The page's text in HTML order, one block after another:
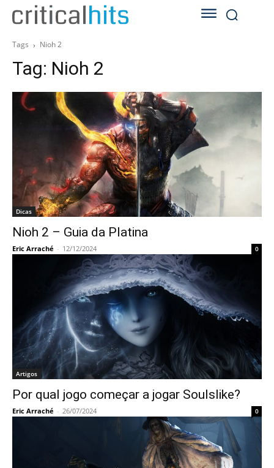
Tags Nioh 2
Tag: Nioh 2
Dicas
Nioh 2 – Guia da Platina
Eric Arraché - 12/12/2024 0
Artigos
Por qual jogo começar a jogar Soulslike?
Eric Arraché - 26/07/2024 0